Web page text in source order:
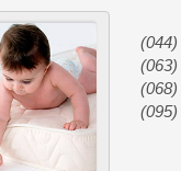
(044)
(063)
(068)
(095)